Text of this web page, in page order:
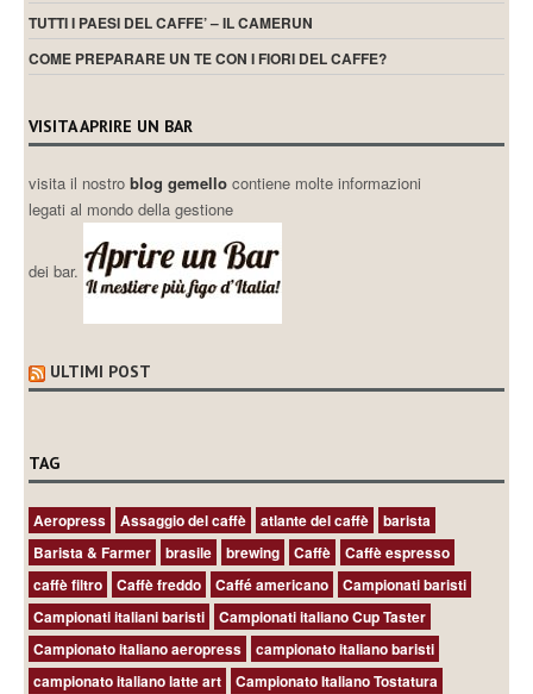
TUTTI I PAESI DEL CAFFE’ – IL CAMERUN
COME PREPARARE UN TE CON I FIORI DEL CAFFE?
VISITA APRIRE UN BAR
visita il nostroblog gemellocontiene molte informazioni
legati al mondo della gestione
dei bar.
ULTIMI POST
TAG
Aeropress Assaggio del caffè atlante del caffè
barista
Barista & Farmer
brasile brewing Caffè
Caffè espresso
caffè filtro
Caffè freddo Caffé americano
Campionati baristi
Campionati italiani baristi
Campionati italiano Cup Taster
Campionato italiano aeropress
campionato italiano baristi
campionato italiano latte art
Campionato Italiano Tostatura